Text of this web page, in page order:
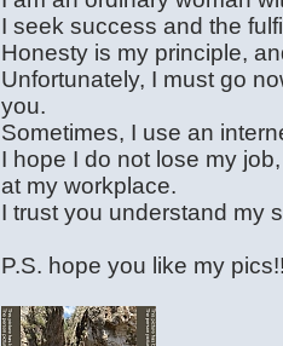
I seek success and the
Honesty is my principle,
Unfortunately, I must go
you.
Sometimes, I use an
I hope I do not lose my
at my workplace.
I trust you understand my
P.S. hope you like my